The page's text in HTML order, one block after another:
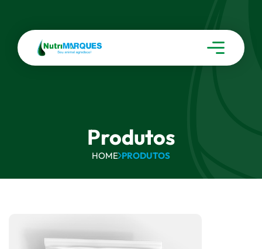
Produtos
HOME PRODUTOS